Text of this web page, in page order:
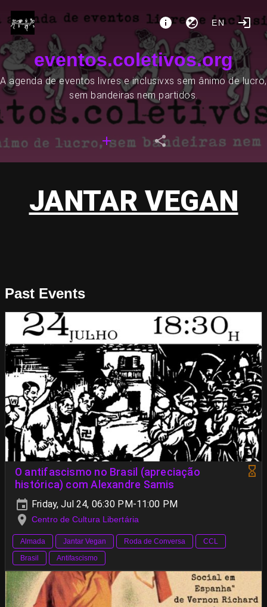
EN
eventos.coletivos.org
A agenda de eventos livres e inclusivxs sem ânimo de lucro,
sem bandeiras nem partidos.
JANTAR VEGAN
Past Events
O antifascismo no Brasil (apreciação
histórica) com Alexandre Samis
Friday, Jul 24, 06:30 PM-11:00 PM
Centro de Cultura Libertária
Almada Jantar Vegan Roda de Conversa
CCL
Brasil
Antifascismo